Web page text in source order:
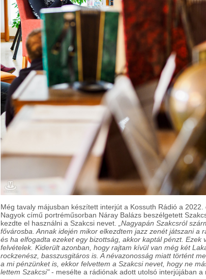
Még tavaly májusban készített interjút a Kossuth Rádió a
Nagyok című portréműsorban Náray Balázs beszélgetett
kezdte el használni a Szakcsi nevet.
„Nagyapán Szakcsról
fővárosba. Annak idején mikor elkezdtem jazz zenét játszani a
és ha elfogadta ezeket egy bizottság, akkor kaptál pénzt. Ezek
felvételek. Kiderült azonban, hogy rajtam kívül van még két
rockzenész, basszusgitáros is. A névazonosság miatt történt
a mi pénzünket is, ekkor felvettem a Szakcsi nevet, hogy ne
lettem Szakcsi"- mesélte a rádiónak adott utolsó interjújában a